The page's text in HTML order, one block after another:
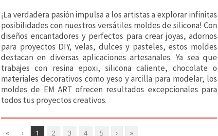
¡La verdadera pasión impulsa a los artistas a explorar infinitas
posibilidades con nuestros versátiles moldes de silicona! Con
diseños encantadores y perfectos para crear joyas, adornos
para proyectos DIY, velas, dulces y pasteles, estos moldes
destacan en diversas aplicaciones artesanales. Ya sea que
trabajes con resina epoxi, silicona caliente, chocolate o
materiales decorativos como yeso y arcilla para modelar, los
moldes de EM ART ofrecen resultados excepcionales para
todos tus proyectos creativos.
« ‹ 1 2 3 4 5 › »